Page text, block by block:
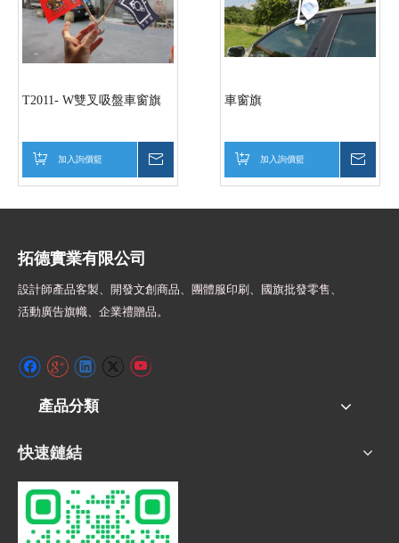
T2011- W雙叉吸盤車窗旗
加入詢價籃
車窗旗
加入詢價籃
拓德實業有限公司
設計師產品客製、開發文創商品、團體服印刷、 國旗批發零售、
活動廣告旗幟、 企業禮贈品。
產品分類
快速鏈結